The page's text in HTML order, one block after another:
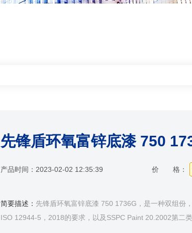
先锋盾环氧富锌底漆 750
产品时间： 2023-02-02 12:35:39 价 格：
简要描述： 先锋盾环氧富锌底漆 750 1736G，是一种双组份
ISO 12944-5，2018的要求，以及SSPC Paint 20.2002第二